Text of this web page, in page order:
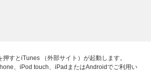
押すとiTunes （外部サイト）が起動します。
、iPod touch、iPadまたはAndroidでご利用い